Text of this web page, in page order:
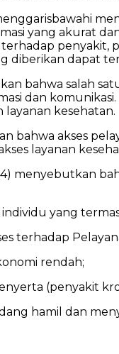
yang akurat
penyakit,
diberikan dapat
bahwa salah
dan
layanan kesehatan.
bahwa akses
layanan
menyebutkan
yang
terhadap
rendah;
(penyakit
hamil dan